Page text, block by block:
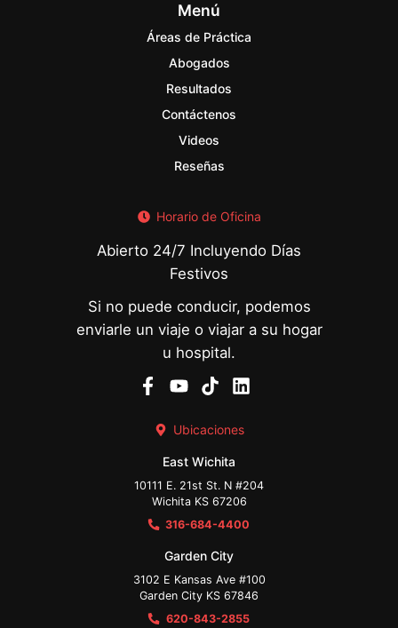
Menú
Áreas de Práctica
Abogados
Resultados
Contáctenos
Videos
Reseñas
Horario de Oficina
Abierto 24/7 Incluyendo Días
Festivos
Si no puede conducir, podemos
enviarle un viaje o viajar a su hogar
u hospital.
Ubicaciones
East Wichita
10111 E. 21st St. N #204
Wichita KS 67206
316-684-4400
Garden City
3102 E Kansas Ave #100
Garden City KS 67846
620-843-2855